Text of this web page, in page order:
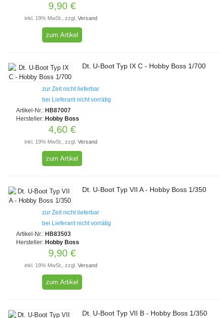
9,90 €
inkl. 19% MwSt., zzgl. Versand
zum Artikel
Dt. U-Boot Typ IX C - Hobby Boss 1/700
zur Zeit nicht lieferbar
bei Lieferant nicht vorrätig
Artikel-Nr.: HB87007
Hersteller: Hobby Boss
4,60 €
inkl. 19% MwSt., zzgl. Versand
zum Artikel
Dt. U-Boot Typ VII A - Hobby Boss 1/350
zur Zeit nicht lieferbar
bei Lieferant nicht vorrätig
Artikel-Nr.: HB83503
Hersteller: Hobby Boss
9,90 €
inkl. 19% MwSt., zzgl. Versand
zum Artikel
Dt. U-Boot Typ VII B - Hobby Boss 1/350